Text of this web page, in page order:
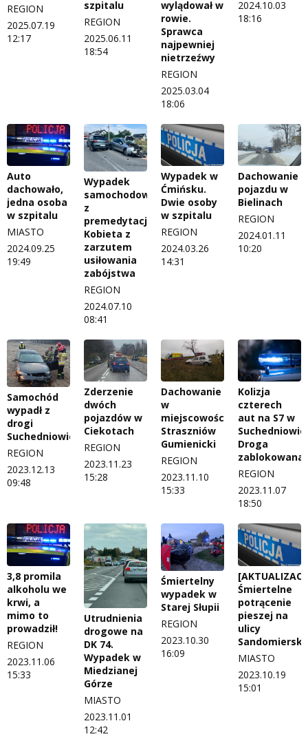
REGION
2025.07.19
12:17
szpitalu
REGION
2025.06.11
18:54
wylądował w
rowie.
Sprawca
najpewniej
nietrzeźwy
REGION
2025.03.04
18:06
2024.10.03
18:16
Auto
dachowało,
jedna osoba
w szpitalu
MIASTO
2024.09.25
19:49
Wypadek
samochodowy
z
premedytacją.
Kobieta z
zarzutem
usiłowania
zabójstwa
REGION
2024.07.10
08:41
Wypadek w
Ćmińsku.
Dwie osoby
w szpitalu
REGION
2024.03.26
14:31
Dachowanie
pojazdu w
Bielinach
REGION
2024.01.11
10:20
Samochód
wypadł z
drogi
Suchedniowie
REGION
2023.12.13
09:48
Zderzenie
dwóch
pojazdów w
Ciekotach
REGION
2023.11.23
15:28
Dachowanie
w
miejscowości
Straszniów
Gumienicki
REGION
2023.11.10
15:33
Kolizja
czterech
aut na S7 w
Suchedniowie.
Droga
zablokowana
REGION
2023.11.07
18:50
3,8 promila
alkoholu we
krwi, a
mimo to
prowadził!
REGION
2023.11.06
15:33
Utrudnienia
drogowe na
DK 74.
Wypadek w
Miedzianej
Górze
MIASTO
2023.11.01
12:42
Śmiertelny
wypadek w
Starej Słupii
REGION
2023.10.30
16:09
Śmiertelne
potrącenie
pieszej na
ulicy
MIASTO
2023.10.19
15:01